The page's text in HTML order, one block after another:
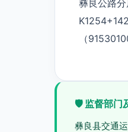
彝良公路
（
🛡️ 监督部门
彝良县交通